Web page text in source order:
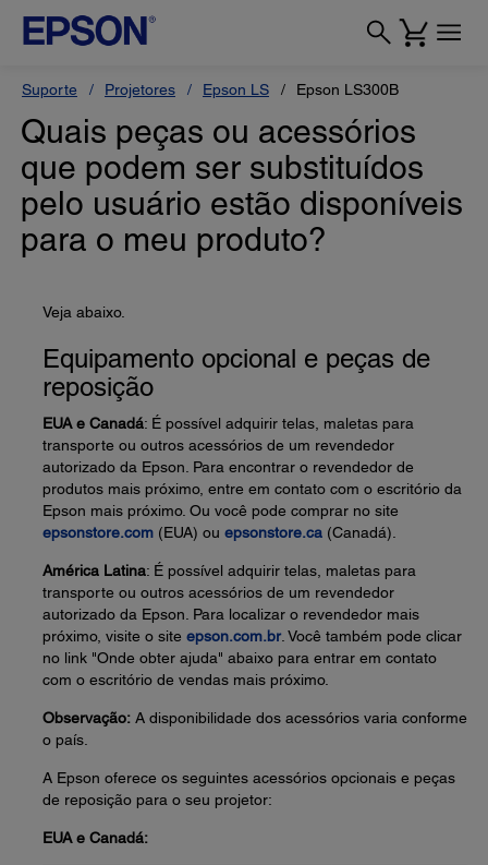
Suporte Projetores Epson LS Epson LS300B
Quais peças ou acessórios
que podem ser substituídos
pelo usuário estão disponíveis
para o meu produto?
Veja abaixo.
Equipamento opcional e peças de
reposição
EUA e Canadá: É possível adquirir telas, maletas para
transporte ou outros acessórios de um revendedor
autorizado da Epson. Para encontrar o revendedor de
produtos mais próximo, entre em contato com o escritório da
Epson mais próximo. Ou você pode comprar no site
epsonstore.com (EUA) ou epsonstore.ca (Canadá).
América Latina: É possível adquirir telas, maletas para
transporte ou outros acessórios de um revendedor
autorizado da Epson. Para localizar o revendedor mais
próximo, visite o site epson.com.br. Você também pode clicar
no link "Onde obter ajuda" abaixo para entrar em contato
com o escritório de vendas mais próximo.
Observação: A disponibilidade dos acessórios varia conforme
o país.
A Epson oferece os seguintes acessórios opcionais e peças
de reposição para o seu projetor:
EUA e Canadá: